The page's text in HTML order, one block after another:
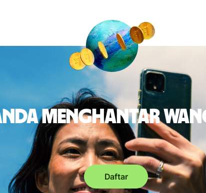
menghantar
Daftar